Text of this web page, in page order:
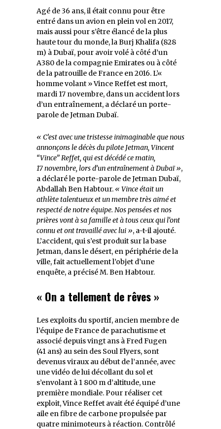
Agé de 36 ans, il était connu pour être
entré dans un avion en plein vol en 2017,
mais aussi pour s’être élancé de la plus
haute tour du monde, la Burj Khalifa (828
m) à Dubaï, pour avoir volé à côté d’un
A380 de la compagnie Emirates ou à côté
de la patrouille de France en 2016. L’«
homme volant » Vince Reffet est mort,
mardi 17 novembre, dans un accident lors
d’un entraînement, a déclaré un porte-
parole de Jetman Dubaï.
« C’est avec une tristesse inimaginable que nous
annonçons le décès du pilote Jetman, Vincent
“Vince” Reffet, qui est décédé ce matin,
17 novembre, lors d’un entraînement à Dubaï »,
a déclaré le porte-parole de Jetman Dubaï,
Abdallah Ben Habtour. « Vince était un
athlète talentueux et un membre très aimé et
respecté de notre équipe. Nos pensées et nos
prières vont à sa famille et à tous ceux qui l’ont
connu et ont travaillé avec lui », a-t-il ajouté.
L’accident, qui s’est produit sur la base
Jetman, dans le désert, en périphérie de la
ville, fait actuellement l’objet d’une
enquête, a précisé M. Ben Habtour.
« On a tellement de rêves »
Les exploits du sportif, ancien membre de
l’équipe de France de parachutisme et
associé depuis vingt ans à Fred Fugen
(41 ans) au sein des Soul Flyers, sont
devenus viraux au début de l’année, avec
une vidéo de lui décollant du sol et
s’envolant à 1 800 m d’altitude, une
première mondiale. Pour réaliser cet
exploit, Vince Reffet avait été équipé d’une
aile en fibre de carbone propulsée par
quatre minimoteurs à réaction. Contrôlé